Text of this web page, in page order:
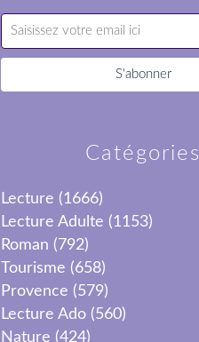
Catégories
Lecture (1666)
Lecture Adulte (1153)
Roman (792)
Tourisme (658)
Provence (579)
Lecture Ado (560)
Nature (424)